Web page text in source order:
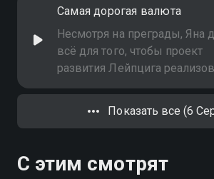
дверями?
Самая дорогая валюта
Несмотря на преграды, Яна
всё для того, чтобы проект
развития Лейпцига
Но давление на девушку
возрастает. Фенгер больше
собирается защищать её
Показать все (6
С этим смотрят